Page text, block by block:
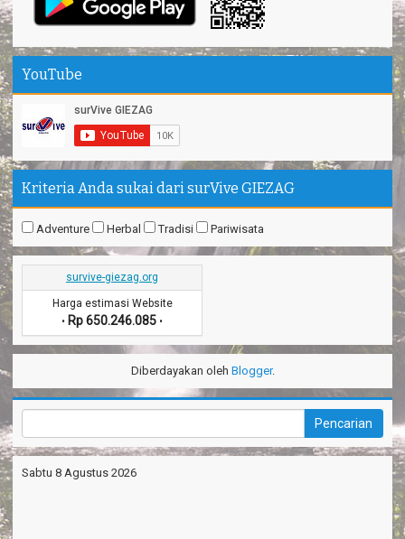
YouTube
Kriteria Anda sukai dari surVive GIEZAG
Adventure Herbal Tradisi Pariwisata
survive-giezag.org
Harga estimasi Website
• Rp 650.246.085 •
Diberdayakan oleh Blogger.
Sabtu 8 Agustus 2026